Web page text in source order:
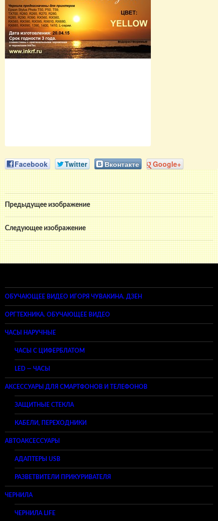
Facebook Twitter Вконтакте Google+
Предыдущее изображение
Следующее изображение
ОБУЧАЮЩЕЕ ВИДЕО ИГОРЯ ЧУВАКИНА. ДЗЕН
ОРГТЕХНИКА. ОБУЧАЮЩЕЕ ВИДЕО
ЧАСЫ НАРУЧНЫЕ
ЧАСЫ С ЦИФЕРБЛАТОМ
LED — ЧАСЫ
АКСЕССУАРЫ ДЛЯ СМАРТФОНОВ И ТЕЛЕФОНОВ
ЗАЩИТНЫЕ СТЕКЛА
КАБЕЛИ, ПЕРЕХОДНИКИ
АВТОАКСЕССУАРЫ
АДАПТЕРЫ USB
РАЗВЕТВИТЕЛИ ПРИКУРИВАТЕЛЯ
ЧЕРНИЛА
ЧЕРНИЛА LIFE